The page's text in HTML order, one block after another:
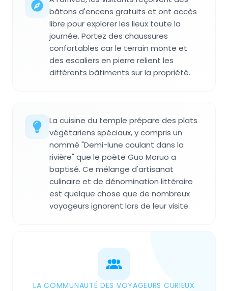
bâtons d'encens gratuits et ont accès
libre pour explorer les lieux toute la
journée. Portez des chaussures
confortables car le terrain monte et
des escaliers en pierre relient les
différents bâtiments sur la propriété.
La cuisine du temple prépare des plats
végétariens spéciaux, y compris un
nommé "Demi-lune coulant dans la
rivière" que le poète Guo Moruo a
baptisé. Ce mélange d'artisanat
culinaire et de dénomination littéraire
est quelque chose que de nombreux
voyageurs ignorent lors de leur visite.
LA COMMUNAUTÉ DES VOYAGEURS CURIEUX